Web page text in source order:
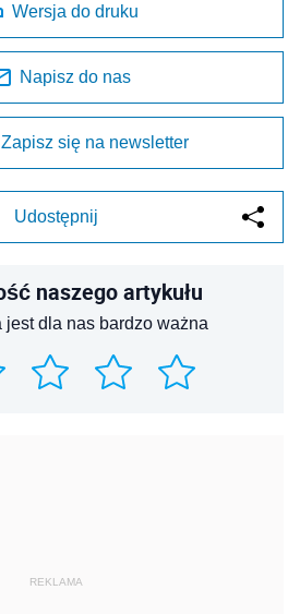
Wersja do druku
Napisz do nas
Zapisz się na newsletter
Udostępnij
naszego artykułu
jest dla nas bardzo ważna
REKLAMA